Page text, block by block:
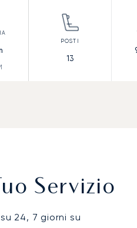
13
Servizio
24, 7 giorni su